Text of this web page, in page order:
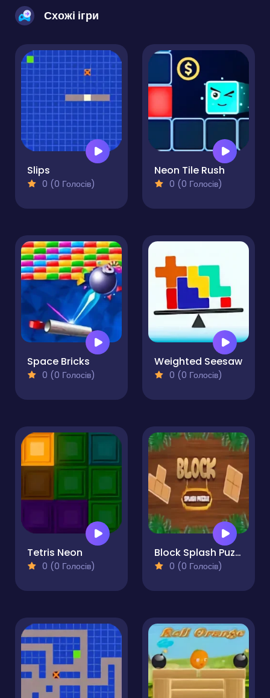
Схожі ігри
Slips
0 (0 Голосів)
Neon Tile Rush
0 (0 Голосів)
Space Bricks
0 (0 Голосів)
Weighted Seesaw
0 (0 Голосів)
Tetris Neon
0 (0 Голосів)
Block Splash Puzzle
0 (0 Голосів)